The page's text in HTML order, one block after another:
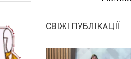
СВІЖІ ПУБЛІКАЦІЇ